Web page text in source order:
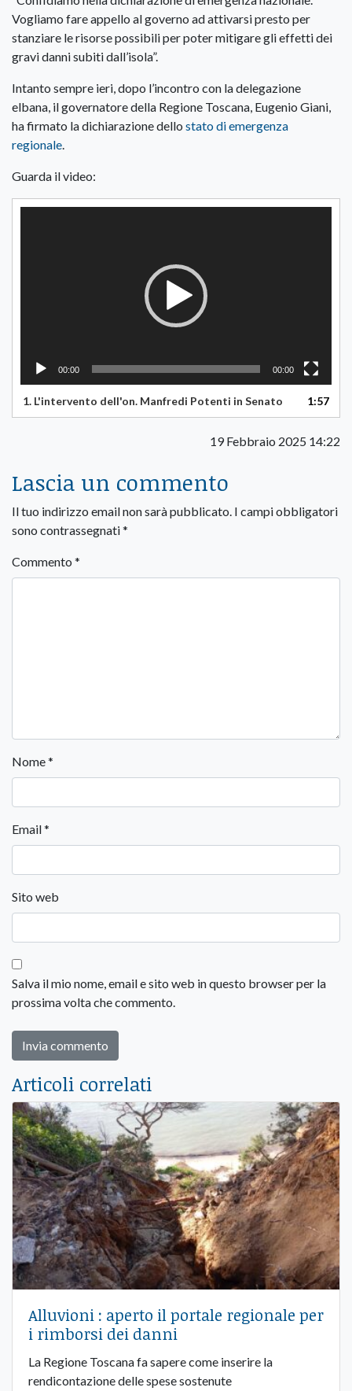
Vogliamo fare appello al governo ad attivarsi presto per
stanziare le risorse possibili per poter mitigare gli effetti dei
gravi danni subiti dall’isola”.
Intanto sempre ieri, dopo l’incontro con la delegazione
elbana, il governatore della Regione Toscana, Eugenio Giani,
ha firmato la dichiarazione dello stato di emergenza
regionale.
Guarda il video:
00:00 00:00
1. L'intervento dell'on. Manfredi Potenti in Senato 1:57
19 Febbraio 2025 14:22
Lascia un commento
Il tuo indirizzo email non sarà pubblicato. I campi obbligatori
sono contrassegnati*
Commento *
Nome*
Email*
Sito web
Salva il mio nome, email e sito web in questo browser per la
prossima volta che commento.
Articoli correlati
Alluvioni : aperto il portale regionale per
i rimborsi dei danni
La Regione Toscana fa sapere come inserire la
rendicontazione delle spese sostenute